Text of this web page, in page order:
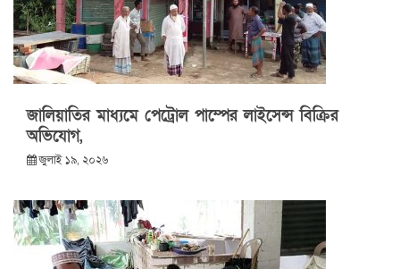
জালিয়াতির মাধ্যমে পেট্রোল পাম্পের লাইসেন্স বিক্রির
অভিযোগ,
জুলাই ১৯, ২০২৬